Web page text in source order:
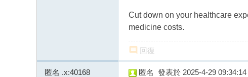
Cut down on your healthcare
medicine costs.
回復
匿名 .x:40168 匿名 發表於 2025-4-29 09:34:14